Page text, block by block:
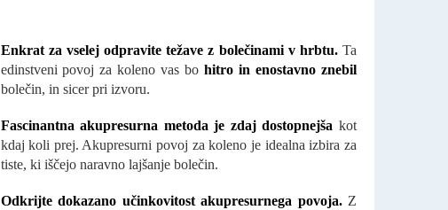
Enkrat za vselej odpravite težave z bolečinami v hrbtu. Ta
edinstveni povoj za koleno vas bo hitro in enostavno znebil
bolečin, in sicer pri izvoru.
Fascinantna akupresurna metoda je zdaj dostopnejša kot
kdaj koli prej. Akupresurni povoj za koleno je idealna izbira za
tiste, ki iščejo naravno lajšanje bolečin.
Odkrijte dokazano učinkovitost akupresurnega povoja.Z